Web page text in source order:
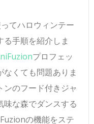
てハロウィンテー
手順を紹介しま
プロフェッ
くても問題ありま
のフード付きジャ
な森でダンスする
の機能をステ